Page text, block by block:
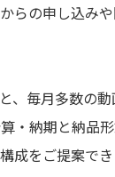
らの申し込み
、毎月多数の
・納期と納品
成をご提案でき